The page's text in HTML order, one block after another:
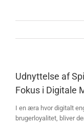
Udnyttelse af
Fokus i Digitale
I en æra hvor digitalt
brugerloyalitet, bliver